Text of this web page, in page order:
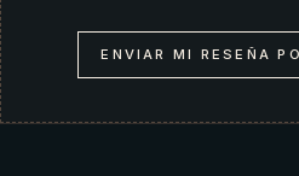
ENVIAR MI RESEÑA